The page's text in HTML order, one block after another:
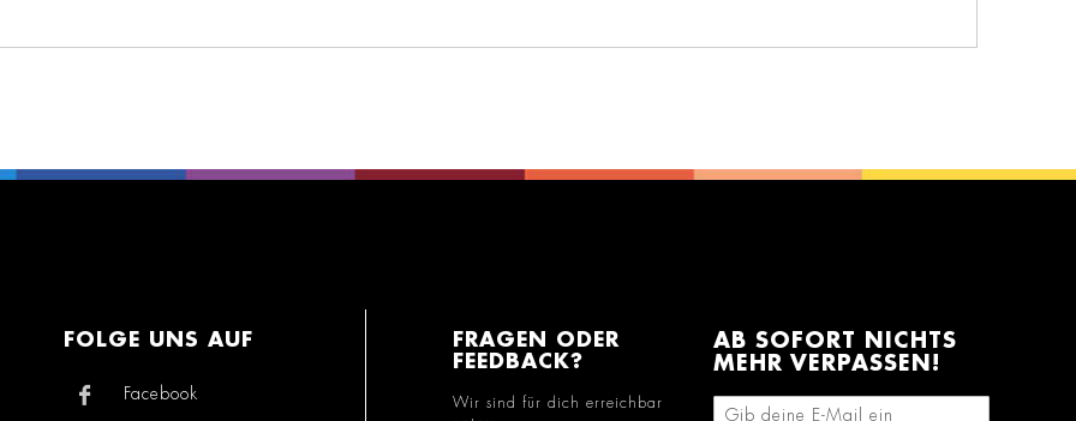
FOLGE UNS AUF
Facebook
FRAGEN ODER
FEEDBACK?
Wir sind für dich erreichbar
AB SOFORT NICHTS
MEHR VERPASSEN!
E-Mail-Adresse eingeben